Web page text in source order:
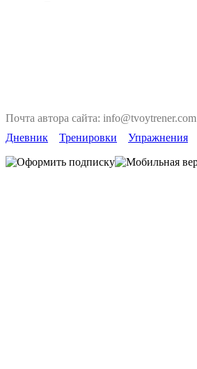
Почта автора сайта: info@tvoytrener.com
Дневник
Тренировки Упражнения